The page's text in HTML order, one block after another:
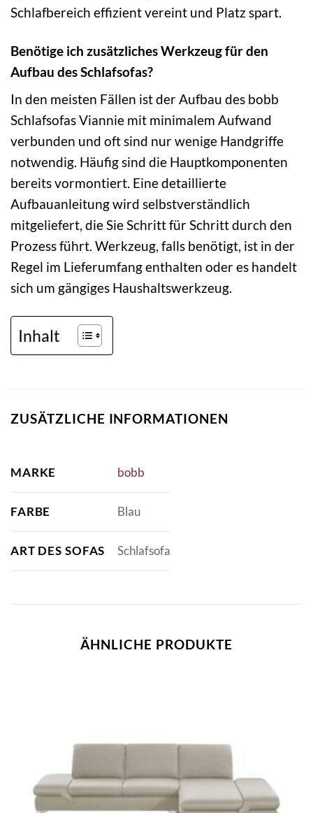
Schlafbereich effizient vereint und Platz spart.
Benötige ich zusätzliches Werkzeug für den
Aufbau des Schlafsofas?
In den meisten Fällen ist der Aufbau des bobb
Schlafsofas Viannie mit minimalem Aufwand
verbunden und oft sind nur wenige Handgriffe
notwendig. Häufig sind die Hauptkomponenten
bereits vormontiert. Eine detaillierte
Aufbauanleitung wird selbstverständlich
mitgeliefert, die Sie Schritt für Schritt durch den
Prozess führt. Werkzeug, falls benötigt, ist in der
Regel im Lieferumfang enthalten oder es handelt
sich um gängiges Haushaltswerkzeug.
Inhalt
ZUSÄTZLICHE INFORMATIONEN
MARKE bobb
FARBE Blau
ART DES SOFAS Schlafsofa
ÄHNLICHE PRODUKTE